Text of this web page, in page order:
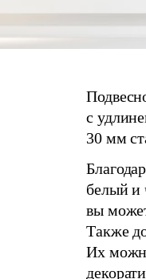
с
30 мм
белый и
вы
Также
Их